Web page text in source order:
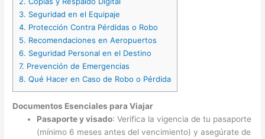
3. Seguridad en el Equipaje
4. Protección Contra Pérdidas o Robo
5. Recomendaciones en Aeropuertos
6. Seguridad Personal en el Destino
7. Prevención de Emergencias
8. Qué Hacer en Caso de Robo o Pérdida
Documentos Esenciales para Viajar
Pasaporte y visado: Verifica la vigencia de tu pasaporte
(mínimo 6 meses antes del vencimiento) y asegúrate de